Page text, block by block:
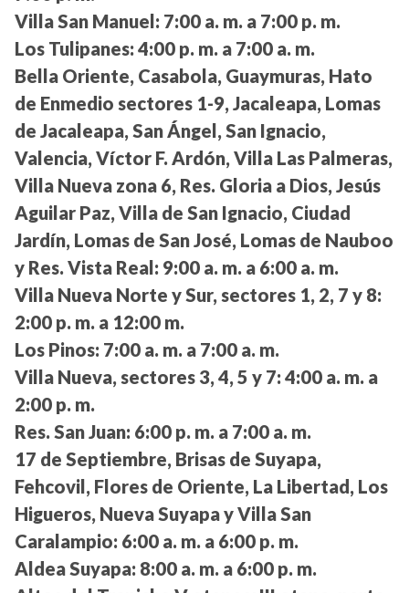
Villa San Manuel: 7:00 a. m. a 7:00 p. m.
Los Tulipanes: 4:00 p. m. a 7:00 a. m.
Bella Oriente, Casabola, Guaymuras, Hato
de Enmedio sectores 1-9, Jacaleapa, Lomas
de Jacaleapa, San Ángel, San Ignacio,
Valencia, Víctor F. Ardón, Villa Las Palmeras,
Villa Nueva zona 6, Res. Gloria a Dios, Jesús
Aguilar Paz, Villa de San Ignacio, Ciudad
Jardín, Lomas de San José, Lomas de Nauboo
y Res. Vista Real: 9:00 a. m. a 6:00 a. m.
Villa Nueva Norte y Sur, sectores 1, 2, 7 y 8:
2:00 p. m. a 12:00 m.
Los Pinos: 7:00 a. m. a 7:00 a. m.
Villa Nueva, sectores 3, 4, 5 y 7: 4:00 a. m. a
2:00 p. m.
Res. San Juan: 6:00 p. m. a 7:00 a. m.
17 de Septiembre, Brisas de Suyapa,
Fehcovil, Flores de Oriente, La Libertad, Los
Higueros, Nueva Suyapa y Villa San
Caralampio: 6:00 a. m. a 6:00 p. m.
Aldea Suyapa: 8:00 a. m. a 6:00 p. m.